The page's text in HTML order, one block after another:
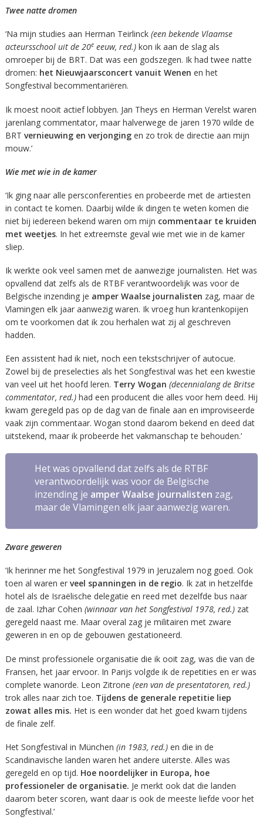
Twee natte dromen
‘Na mijn studies aan Herman Teirlinck (een bekende Vlaamse
acteursschool uit de 20eeeuw, red.)kon ik aan de slag als
omroeper bij de BRT. Dat was een godszegen. Ik had twee natte
dromen: het Nieuwjaarsconcert vanuit Wenen en het
Songfestival becommentariëren.
Ik moest nooit actief lobbyen. Jan Theys en Herman Verelst waren
jarenlang commentator, maar halverwege de jaren 1970 wilde de
BRT vernieuwing en verjongingen zo trok de directie aan mijn
mouw.’
Wie met wie in de kamer
‘Ik ging naar alle persconferenties en probeerde met de artiesten
in contact te komen. Daarbij wilde ik dingen te weten komen die
niet bij iedereen bekend waren om mijn commentaar te kruiden
met weetjes. In het extreemste geval wie met wie in de kamer
sliep.
Ik werkte ook veel samen met de aanwezige journalisten. Het was
opvallend dat zelfs als de RTBF verantwoordelijk was voor de
Belgische inzending je amper Waalse journalisten zag, maar de
Vlamingen elk jaar aanwezig waren. Ik vroeg hun krantenkopijen
om te voorkomen dat ik zou herhalen wat zij al geschreven
hadden.
Een assistent had ik niet, noch een tekstschrijver of autocue.
Zowel bij de preselecties als het Songfestival was het een kwestie
van veel uit het hoofd leren. Terry Wogan (decennialang de Britse
commentator, red.) had een producent die alles voor hem deed. Hij
kwam geregeld pas op de dag van de finale aan en improviseerde
vaak zijn commentaar. Wogan stond daarom bekend en deed dat
uitstekend, maar ik probeerde het vakmanschap te behouden.’
Het was opvallend dat zelfs als de RTBF
verantwoordelijk was voor de Belgische
inzending je amper Waalse journalisten zag,
maar de Vlamingen elk jaar aanwezig waren.
Zware geweren
‘Ik herinner me het Songfestival 1979 in Jeruzalem nog goed. Ook
toen al waren er veel spanningen in de regio. Ik zat in hetzelfde
hotel als de Israëlische delegatie en reed met dezelfde bus naar
de zaal. Izhar Cohen (winnaar van het Songfestival 1978, red.) zat
geregeld naast me. Maar overal zag je militairen met zware
geweren in en op de gebouwen gestationeerd.
De minst professionele organisatie die ik ooit zag, was die van de
Fransen, het jaar ervoor. In Parijs volgde ik de repetities en er was
complete wanorde. Leon Zitrone (een van de presentatoren, red.)
trok alles naar zich toe. Tijdens de generale repetitie liep
zowat alles mis. Het is een wonder dat het goed kwam tijdens
de finale zelf.
Het Songfestival in München (in 1983, red.) en die in de
Scandinavische landen waren het andere uiterste. Alles was
geregeld en op tijd. Hoe noordelijker in Europa, hoe
professioneler de organisatie. Je merkt ook dat die landen
daarom beter scoren, want daar is ook de meeste liefde voor het
Songfestival.’